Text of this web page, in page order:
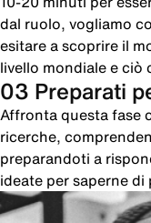
dal ruolo, vogliamo
esitare a scoprire il
livello mondiale e ciò
03 Preparati
Affronta questa fase
ricerche,
preparandoti a
ideate per saperne